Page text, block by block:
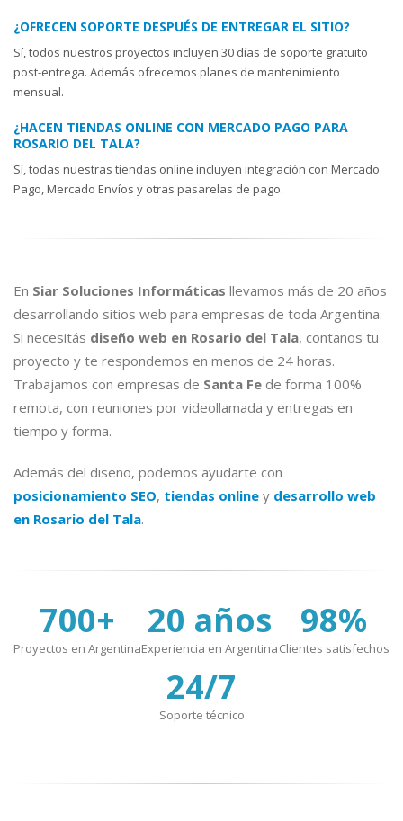
¿OFRECEN SOPORTE DESPUÉS DE ENTREGAR EL SITIO?
Sí, todos nuestros proyectos incluyen 30 días de soporte gratuito
post-entrega. Además ofrecemos planes de mantenimiento
mensual.
¿HACEN TIENDAS ONLINE CON MERCADO PAGO PARA
ROSARIO DEL TALA?
Sí, todas nuestras tiendas online incluyen integración con Mercado
Pago, Mercado Envíos y otras pasarelas de pago.
En Siar Soluciones Informáticas llevamos más de 20 años
desarrollando sitios web para empresas de toda Argentina.
Si necesitás diseño web en Rosario del Tala, contanos tu
proyecto y te respondemos en menos de 24 horas.
Trabajamos con empresas de Santa Fe de forma 100%
remota, con reuniones por videollamada y entregas en
tiempo y forma.
Además del diseño, podemos ayudarte con
posicionamiento SEO, tiendas online y desarrollo web
en Rosario del Tala.
700+
Proyectos en Argentina
20 años
Experiencia en Argentina
98%
Clientes satisfechos
24/7
Soporte técnico